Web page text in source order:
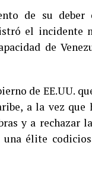
de su deber
el
de
de EE.UU.
a la vez
y a rechazar
élite